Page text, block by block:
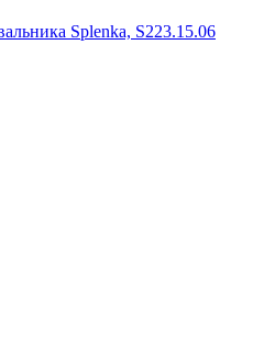
Splenka, S223.15.06